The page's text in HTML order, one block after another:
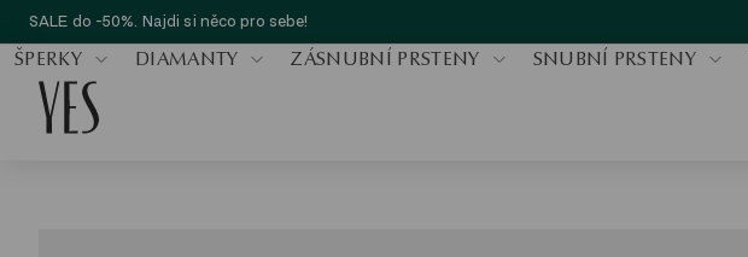
SALE do -50%. Najdi si něco pro sebe!
ŠPERKY DIAMANTY ZÁSNUBNÍ PRSTENY SNUBNÍ PRSTENY